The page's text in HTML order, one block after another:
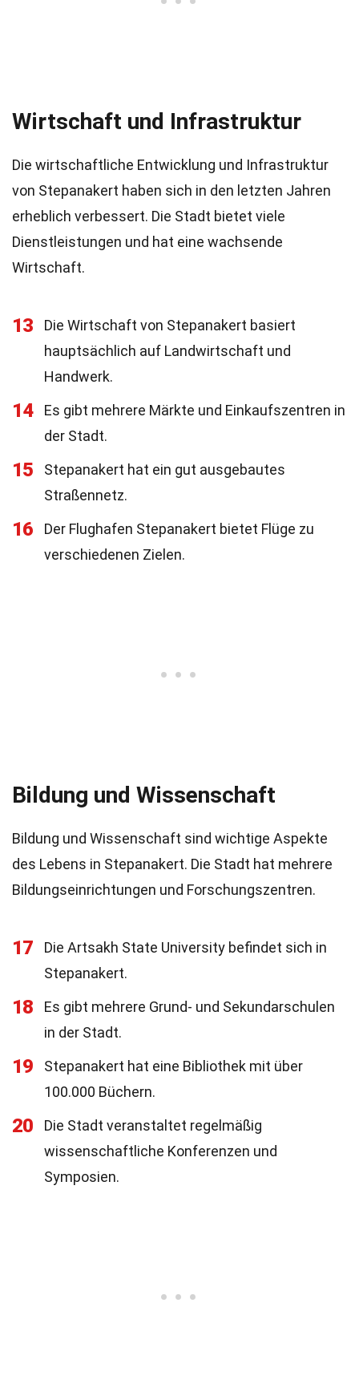
Wirtschaft und Infrastruktur
Die wirtschaftliche Entwicklung und Infrastruktur
von Stepanakert haben sich in den letzten Jahren
erheblich verbessert. Die Stadt bietet viele
Dienstleistungen und hat eine wachsende
Wirtschaft.
13
Die Wirtschaft von Stepanakert basiert
hauptsächlich auf Landwirtschaft und
Handwerk.
14
Es gibt mehrere Märkte und Einkaufszentren in
der Stadt.
15
Stepanakert hat ein gut ausgebautes
Straßennetz.
16
Der Flughafen Stepanakert bietet Flüge zu
verschiedenen Zielen.
Bildung und Wissenschaft
Bildung und Wissenschaft sind wichtige Aspekte
des Lebens in Stepanakert. Die Stadt hat mehrere
Bildungseinrichtungen und Forschungszentren.
17
Die Artsakh State University befindet sich in
Stepanakert.
18
Es gibt mehrere Grund- und Sekundarschulen
in der Stadt.
19
Stepanakert hat eine Bibliothek mit über
100.000 Büchern.
20
Die Stadt veranstaltet regelmäßig
wissenschaftliche Konferenzen und
Symposien.